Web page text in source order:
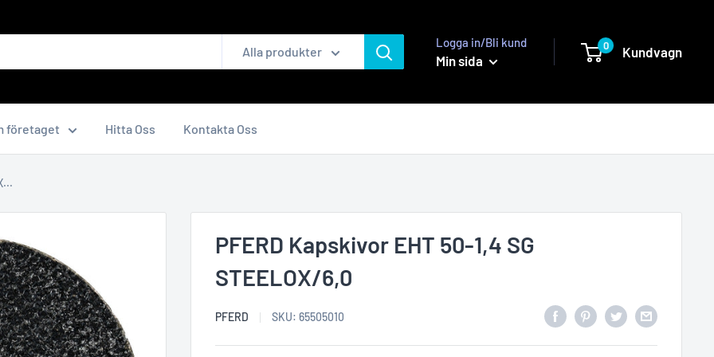
Alla produkter
Logga in/Bli kund
Min sida
0 Kundvagn
företaget Hitta Oss Kontakta Oss
PFERD Kapskivor EHT 50-1,4 SG
STEELOX/6,0
PFERD SKU: 65505010